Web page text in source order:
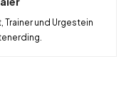
und Urgestein